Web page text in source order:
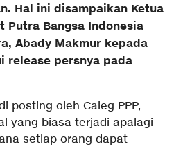
Hal ini disampaikan Ketua
Putra Bangsa Indonesia
Abady Makmur kepada
release persnya pada
posting oleh Caleg PPP,
yang biasa terjadi apalagi
setiap orang dapat